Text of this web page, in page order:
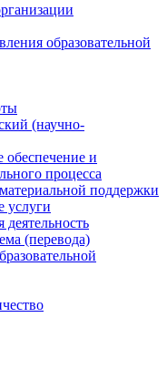
образовательной
(научно-
обеспечение и
процесса
поддержки
услуги
(перевода)